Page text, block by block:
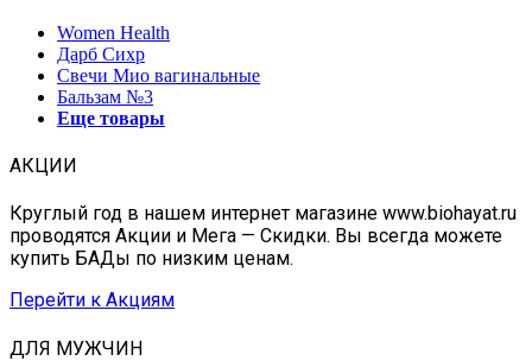
Women Health
Дарб Сихр
Свечи Мио вагинальные
Бальзам №3
Еще товары
АКЦИИ
Круглый год в нашем интернет магазине www.biohayat.ru
проводятся Акции и Мега — Скидки. Вы всегда можете
купить БАДы по низким ценам.
Перейти к Акциям
ДЛЯ МУЖЧИН